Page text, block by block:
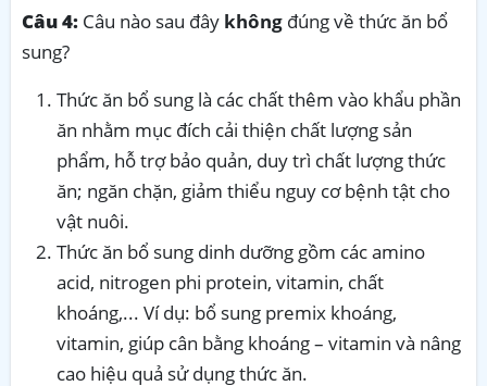
Câu 4: Câu nào sau đây không đúng về thức ăn bổ
sung?
Thức ăn bổ sung là các chất thêm vào khẩu phần
ăn nhằm mục đích cải thiện chất lượng sản
phẩm, hỗ trợ bảo quản, duy trì chất lượng thức
ăn; ngăn chặn, giảm thiểu nguy cơ bệnh tật cho
vật nuôi.
Thức ăn bổ sung dinh dưỡng gồm các amino
acid, nitrogen phi protein, vitamin, chất
khoáng,... Ví dụ: bổ sung premix khoáng,
vitamin, giúp cân bằng khoáng – vitamin và nâng
cao hiệu quả sử dụng thức ăn.